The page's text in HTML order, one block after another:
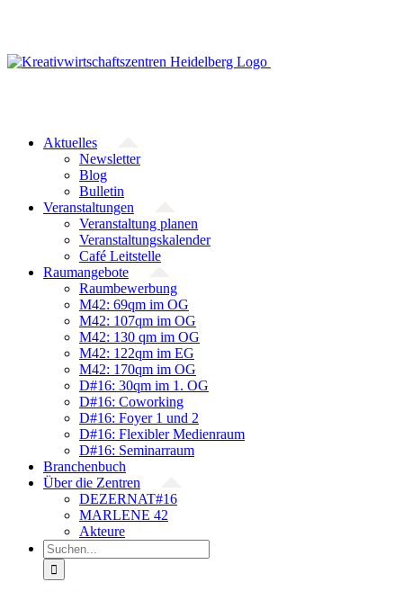
Aktuelles
Newsletter
Blog
Bulletin
Veranstaltungen
Veranstaltung planen
Veranstaltungskalender
Café Leitstelle
Raumangebote
Raumbewerbung
M42: 69qm im OG
M42: 107qm im OG
M42: 130 qm im OG
M42: 122qm im EG
M42: 170qm im OG
D#16: 30qm im 1. OG
D#16: Coworking
D#16: Foyer 1 und 2
D#16: Flexibler Medienraum
D#16: Seminarraum
Branchenbuch
Über die Zentren
DEZERNAT#16
MARLENE 42
Akteure
Suche
nach: